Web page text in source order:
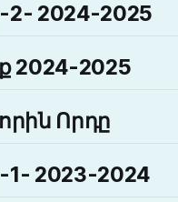
2024-2025
2024-2025
Որդը
2023-2024